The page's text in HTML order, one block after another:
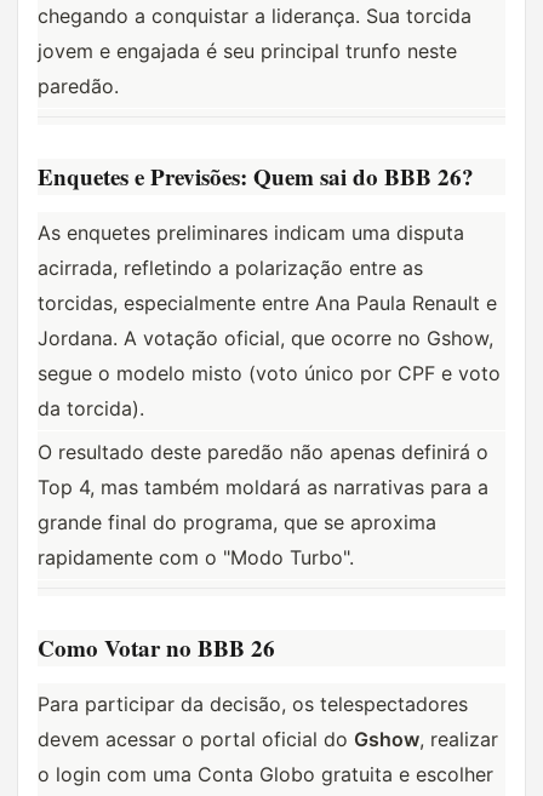
chegando a conquistar a liderança. Sua torcida
jovem e engajada é seu principal trunfo neste
paredão.
Enquetes e Previsões: Quem sai do BBB 26?
As enquetes preliminares indicam uma disputa
acirrada, refletindo a polarização entre as
torcidas, especialmente entre Ana Paula Renault e
Jordana. A votação oficial, que ocorre no Gshow,
segue o modelo misto (voto único por CPF e voto
da torcida).
O resultado deste paredão não apenas definirá o
Top 4, mas também moldará as narrativas para a
grande final do programa, que se aproxima
rapidamente com o "Modo Turbo".
Como Votar no BBB 26
Para participar da decisão, os telespectadores
devem acessar o portal oficial do Gshow, realizar
o login com uma Conta Globo gratuita e escolher